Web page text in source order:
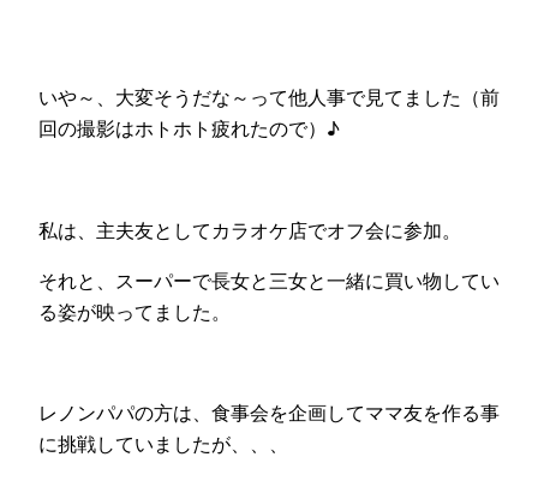
いや～、大変そうだな～って他人事で見てました（前
回の撮影はホトホト疲れたので）♪
私は、主夫友としてカラオケ店でオフ会に参加。
それと、スーパーで長女と三女と一緒に買い物してい
る姿が映ってました。
レノンパパの方は、食事会を企画してママ友を作る事
に挑戦していましたが、、、